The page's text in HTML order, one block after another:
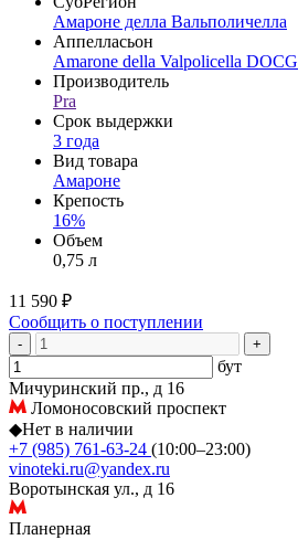
Амароне делла Вальполичелла
Аппелласьон
Amarone della Valpolicella DOCG
Производитель
Pra
Срок выдержки
3 года
Вид товара
Амароне
Крепость
16%
Объем
0,75 л
11 590 ₽
Сообщить о поступлении
- +
бут
Мичуринский пр., д 16
Ломоносовский проспект
◆Нет в наличии
+7 (985) 761-63-24 (10:00–23:00)
vinoteki.ru@yandex.ru
Воротынская ул., д 16
Планерная